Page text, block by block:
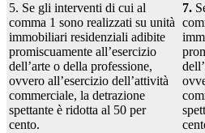
5. Se gli interventi di cui al
comma 1 sono realizzati su unità
immobiliari residenziali adibite
promiscuamente all’esercizio
dell’arte o della professione,
ovvero all’esercizio dell’attività
commerciale, la detrazione
spettante è ridotta al 50 per
cento.
7.